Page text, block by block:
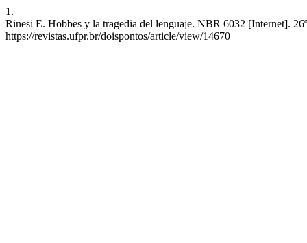
1.
Rinesi E. Hobbes y la tragedia del lenguaje. NBR 6032 [Internet].
https://revistas.ufpr.br/doispontos/article/view/14670